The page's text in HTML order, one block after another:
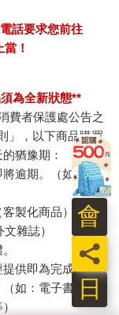
話要求您前往
！
為全新狀態**
費者保護處公告之
」，以下商品購買
猶豫期：
逾期。（如：生
製化商品）
雜誌）
供即為完成之線
如：電子書、電
日
員
會